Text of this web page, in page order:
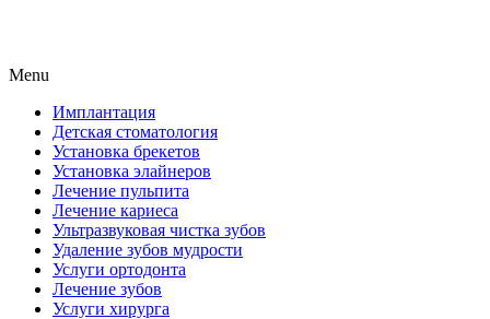
Menu
Имплантация
Детская стоматология
Установка брекетов
Установка элайнеров
Лечение пульпита
Лечение кариеса
Ультразвуковая чистка зубов
Удаление зубов мудрости
Услуги ортодонта
Лечение зубов
Услуги хирурга